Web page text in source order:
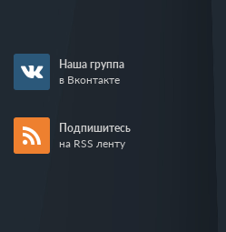
Наша группа
в Вконтакте
Подпишитесь
на RSS ленту